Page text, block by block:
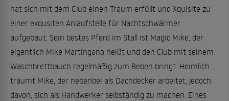
hat sich mit dem Club einen Traum erfüllt und Xquisite zu
einer exqusiten Anlaufstelle für Nachtschwärmer
aufgebaut. Sein bestes Pferd im Stall ist Magic Mike, der
eigentlich Mike Martingano heißt und den Club mit seinem
Waschbrettbauch regelmäßig zum Beben bringt. Heimlich
träumt Mike, der nebenbei als Dachdecker arbeitet, jedoch
davon, sich als Handwerker selbständig zu machen. Eines